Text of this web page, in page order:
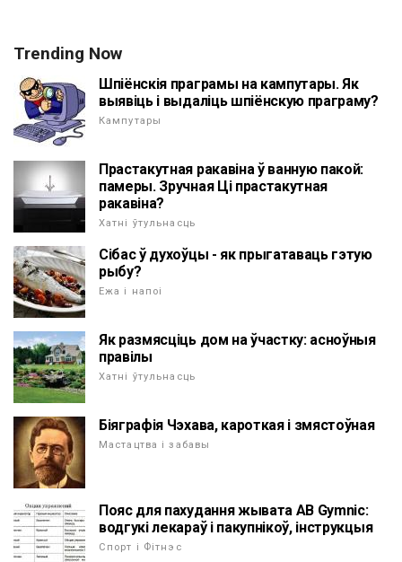
Trending Now
Шпіёнскія праграмы на кампутары. Як
выявіць і выдаліць шпіёнскую праграму?
Кампутары
Прастакутная ракавіна ў ванную пакой:
памеры. Зручная Ці прастакутная
ракавіна?
Хатні ўтульнасць
Сібас ў духоўцы - як прыгатаваць гэтую
рыбу?
Ежа і напоі
Як размясціць дом на ўчастку: асноўныя
правілы
Хатні ўтульнасць
Біяграфія Чэхава, кароткая і змястоўная
Мастацтва і забавы
Пояс для пахудання жывата AB Gymnic:
водгукі лекараў і пакупнікоў, інструкцыя
Спорт і Фітнэс